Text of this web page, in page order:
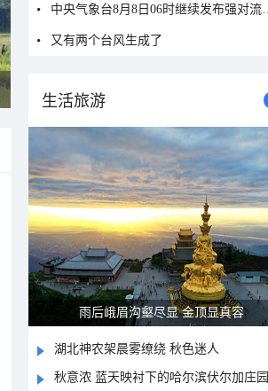
又有两个台风生成了
生活旅游
山水扇面：秋红点缀颐和园西堤
湖北神农架晨雾缭绕 秋色迷人
秋意浓 蓝天映衬下的哈尔滨伏尔加庄园